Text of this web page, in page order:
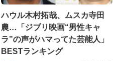
ハウル木村拓哉、ムスカ寺田
農…「ジブリ映画“男性キャ
ラ”の声がハマってた芸能人」
BESTランキング